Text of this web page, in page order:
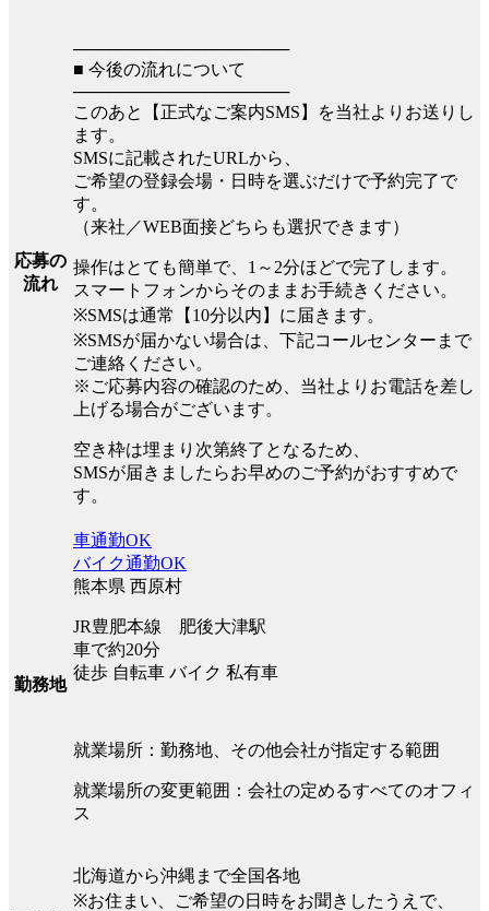
応募の
流れ
──────────────────
■ 今後の流れについて
──────────────────
このあと【正式なご案内SMS】を当社よりお送りし
ます。
SMSに記載されたURLから、
ご希望の登録会場・日時を選ぶだけで予約完了で
す。
（来社／WEB面接どちらも選択できます）
操作はとても簡単で、1～2分ほどで完了します。
スマートフォンからそのままお手続きください。
※SMSは通常【10分以内】に届きます。
※SMSが届かない場合は、下記コールセンターまで
ご連絡ください。
※ご応募内容の確認のため、当社よりお電話を差し
上げる場合がございます。
空き枠は埋まり次第終了となるため、
SMSが届きましたらお早めのご予約がおすすめで
す。
勤務地
車通勤OK
バイク通勤OK
熊本県 西原村
JR豊肥本線 肥後大津駅
車で約20分
徒歩 自転車 バイク 私有車
就業場所：勤務地、その他会社が指定する範囲
就業場所の変更範囲：会社の定めるすべてのオフィ
ス
北海道から沖縄まで全国各地
※お住まい、ご希望の日時をお聞きしたうえで、